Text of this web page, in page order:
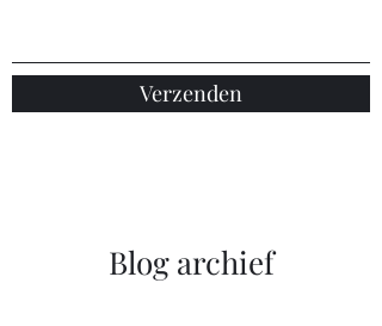
Verzenden
Blog archief